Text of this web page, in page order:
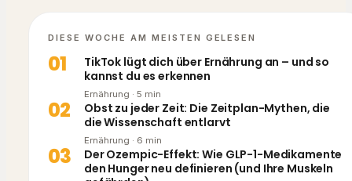
DIESE WOCHE AM MEISTEN GELESEN
01
TikTok lügt dich über Ernährung an – und so
kannst du es erkennen
Ernährung · 5 min
02
Obst zu jeder Zeit: Die Zeitplan-Mythen, die
die Wissenschaft entlarvt
Ernährung · 6 min
03
Der Ozempic-Effekt: Wie GLP-1-Medikamente
den Hunger neu definieren (und Ihre Muskeln